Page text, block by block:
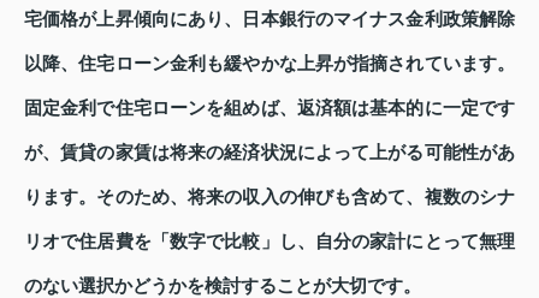
宅価格が上昇傾向にあり、日本銀行のマイナス金利政策解除
以降、住宅ローン金利も緩やかな上昇が指摘されています。
固定金利で住宅ローンを組めば、返済額は基本的に一定です
が、賃貸の家賃は将来の経済状況によって上がる可能性があ
ります。そのため、将来の収入の伸びも含めて、複数のシナ
リオで住居費を「数字で比較」し、自分の家計にとって無理
のない選択かどうかを検討することが大切です。